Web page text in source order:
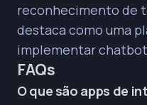
reconhecimento de
destaca como uma
implementar
FAQs
O que são apps de